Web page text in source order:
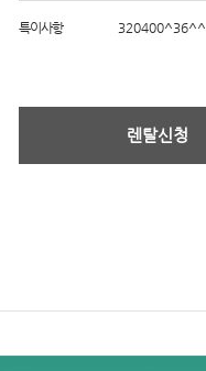
특이사항 320400^36^^
렌탈신청